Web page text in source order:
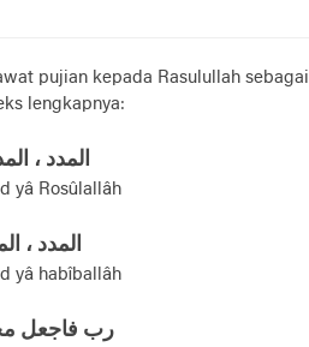
pujian kepada Rasulullah sebagai
lengkapnya:
المدد ،
yâ Rosûlallâh
المدد ،
yâ habîballâh
رب فاجعل